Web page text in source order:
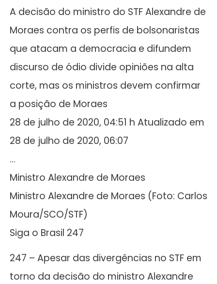
A decisão do ministro do STF Alexandre de
Moraes contra os perfis de bolsonaristas
que atacam a democracia e difundem
discurso de ódio divide opiniões na alta
corte, mas os ministros devem confirmar
a posição de Moraes
28 de julho de 2020, 04:51 h Atualizado em
28 de julho de 2020, 06:07
…
Ministro Alexandre de Moraes
Ministro Alexandre de Moraes (Foto: Carlos
Moura/SCO/STF)
Siga o Brasil 247
247 – Apesar das divergências no STF em
torno da decisão do ministro Alexandre